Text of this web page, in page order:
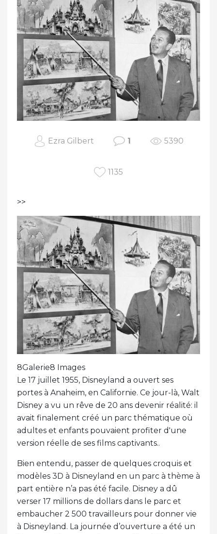
Ezra Gilbert 1 5390
1135
>>
8Galerie8 Images
Le 17 juillet 1955, Disneyland a ouvert ses
portes à Anaheim, en Californie. Ce jour-là, Walt
Disney a vu un rêve de 20 ans devenir réalité: il
avait finalement créé un parc thématique où
adultes et enfants pouvaient profiter d'une
version réelle de ses films captivants..
Bien entendu, passer de quelques croquis et
modèles 3D à Disneyland en un parc à thème à
part entière n’a pas été facile. Disney a dû
verser 17 millions de dollars dans le parc et
embaucher 2 500 travailleurs pour donner vie
à Disneyland. La journée d’ouverture a été un